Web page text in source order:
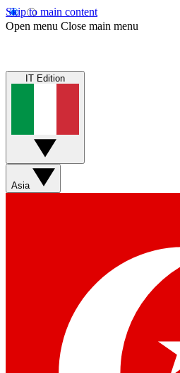
Skip to main content
Open menu Close main menu
IT Edition
Asia